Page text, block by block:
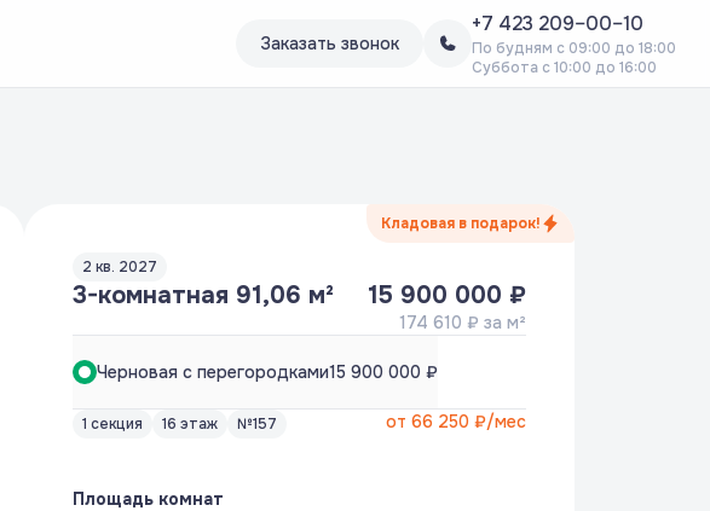
Заказать звонок
+7 423 209–00–10
По будням с 09:00 до 18:00
Суббота с 10:00 до 16:00
Кладовая в подарок!
2 кв. 2027
3-комнатная 91,06 м² 15 900 000 ₽
174 610 ₽ за м²
Черновая с перегородками15 900 000 ₽
1 секция 16 этаж №157 от 66 250 ₽/мес
Площадь комнат